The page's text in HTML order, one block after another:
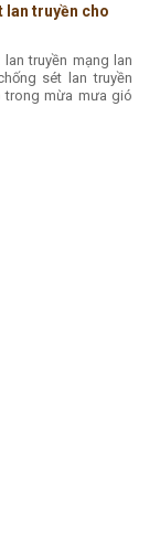
lan truyền cho
truyền mạng lan
sét lan truyền
trong mừa mưa gió